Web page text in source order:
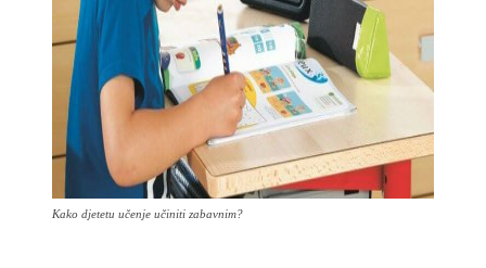
Kako djetetu učenje učiniti zabavnim?